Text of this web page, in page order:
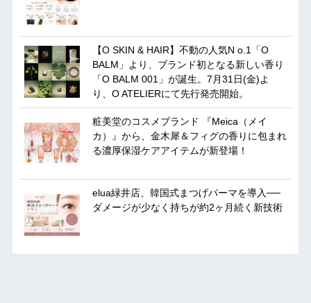
【O SKIN & HAIR】不動の人気N o.1「O
BALM」より、ブランド初となる新しい香り
「O BALM 001」が誕生。7月31日(金)よ
り、O ATELIERにて先行発売開始。
粧美堂のコスメブランド 『Meica（メイ
カ）』から、金木犀＆フィグの香りに包まれ
る濃厚保湿ケアアイテムが新登場！
elua緑井店、韓国式まつげパーマを導入──
ダメージが少なく持ちが約2ヶ月続く新技術